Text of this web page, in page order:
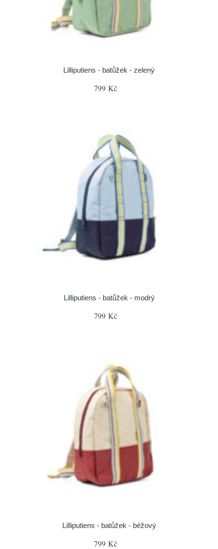
Lilliputiens - batůžek - zelený
799 Kč
Lilliputiens - batůžek - modrý
799 Kč
Lilliputiens - batůžek - béžový
799 Kč